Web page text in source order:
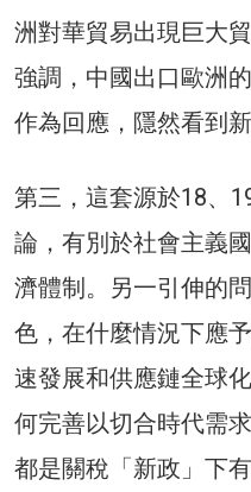
洲對華貿易出現巨大
強調，中國出口歐洲
作為回應，隱然看到新
第三，這套源於18、
論，有別於社會主義
濟體制。另一引伸的
色，在什麼情況下應
速發展和供應鏈全球
何完善以切合時代需
都是關稅「新政」下